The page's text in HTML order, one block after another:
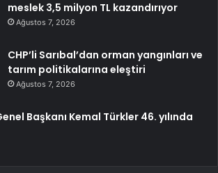
meslek 3,5 milyon TL kazandırıyor
Ağustos 7, 2026
CHP’li Sarıbal’dan orman yangınları ve
tarım politikalarına eleştiri
Ağustos 7, 2026
Başkanı Kemal Türkler 46. yılında